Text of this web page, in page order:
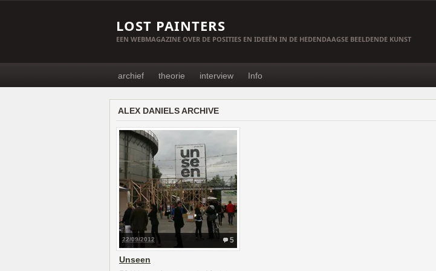
LOST PAINTERS
EEN WEBMAGAZINE OVER DE POSITIES EN IDEEËN IN DE HEDENDAAGSE BEELDENDE KUNST
archief theorie interview Info
ALEX DANIELS ARCHIVE
5
22/09/2012
Unseen